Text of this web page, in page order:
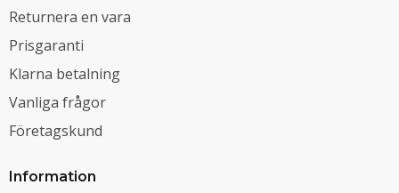
Returnera en vara
Prisgaranti
Klarna betalning
Vanliga frågor
Företagskund
Information